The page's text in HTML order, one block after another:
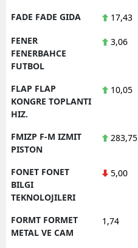
FADE FADE GIDA 17,43
FENER
FENERBAHCE
FUTBOL
3,06
FLAP FLAP
KONGRE TOPLANTI
HIZ.
10,05
FMIZP F-M IZMIT
PISTON
283,75
FONET FONET
BILGI
TEKNOLOJILERI
5,00
FORMT FORMET
METAL VE CAM
1,74